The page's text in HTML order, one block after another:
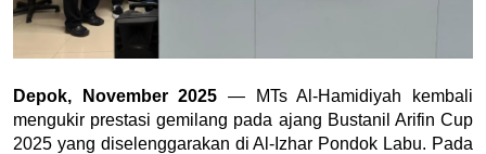
Depok, November 2025 — MTs Al-Hamidiyah kembali
mengukir prestasi gemilang pada ajang Bustanil Arifin Cup
2025 yang diselenggarakan di Al-Izhar Pondok Labu. Pada